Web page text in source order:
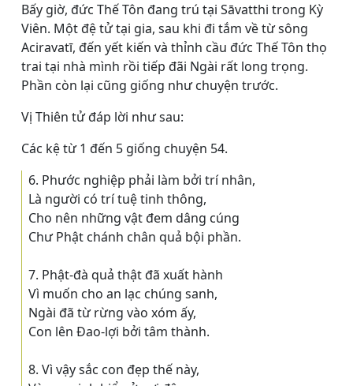
Bấy giờ, đức Thế Tôn đang trú tại Sāvatthi trong Kỳ
Viên. Một đệ tử tại gia, sau khi đi tắm về từ sông
Aciravatī, đến yết kiến và thỉnh cầu đức Thế Tôn thọ
trai tại nhà mình rồi tiếp đãi Ngài rất long trọng.
Phần còn lại cũng giống như chuyện trước.
Vị Thiên tử đáp lời như sau:
Các kệ từ 1 đến 5 giống chuyện 54.
6. Phước nghiệp phải làm bởi trí nhân,
Là người có trí tuệ tinh thông,
Cho nên những vật đem dâng cúng
Chư Phật chánh chân quả bội phần.
7. Phật-đà quả thật đã xuất hành
Vì muốn cho an lạc chúng sanh,
Ngài đã từ rừng vào xóm ấy,
Con lên Ðao-lợi bởi tâm thành.
8. Vì vậy sắc con đẹp thế này,